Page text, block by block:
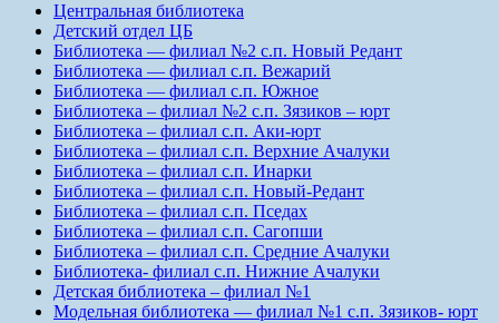
Центральная библиотека
Детский отдел ЦБ
Библиотека — филиал №2 с.п. Новый Редант
Библиотека — филиал с.п. Вежарий
Библиотека — филиал с.п. Южное
Библиотека – филиал №2 с.п. Зязиков – юрт
Библиотека – филиал с.п. Аки-юрт
Библиотека – филиал с.п. Верхние Ачалуки
Библиотека – филиал с.п. Инарки
Библиотека – филиал с.п. Новый-Редант
Библиотека – филиал с.п. Пседах
Библиотека – филиал с.п. Сагопши
Библиотека – филиал с.п. Средние Ачалуки
Библиотека- филиал с.п. Нижние Ачалуки
Детская библиотека – филиал №1
Модельная библиотека — филиал №1 с.п. Зязиков- юрт